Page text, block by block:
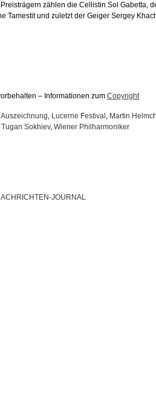
zählen die Cellistin Sol Gabetta,
Tamestit und zuletzt der Geiger Sergey
– Informationen zum Copyright
Auszeichnung, Lucerne Festival , Martin
Tugan Sokhiev, Wiener Philharmoniker